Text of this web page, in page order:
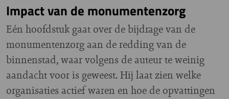
Impact van de monumentenzorg
Eén hoofdstuk gaat over de bijdrage van de
monumentenzorg aan de redding van de
binnenstad, waar volgens de auteur te weinig
aandacht voor is geweest. Hij laat zien welke
organisaties actief waren en hoe de opvattingen